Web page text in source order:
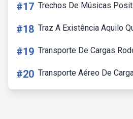
#17 Trechos De Músicas
#18 Traz A Existência Aquilo
#19 Transporte De Cargas
#20 Transporte Aéreo De